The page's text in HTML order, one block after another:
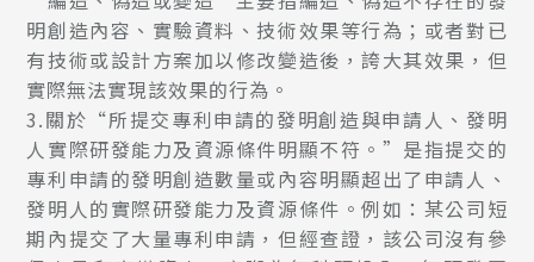
明創造內容、實驗資料、技術效果等行為；或者對已
有技術或設計方案加以修改變造後，誇大其效果，但
實際無法實現該效果的行為。
3.關於“所提交專利申請的發明創造與申請人、發明
人實際研發能力及資源條件明顯不符。”是指提交的
專利申請的發明創造數量或內容明顯超出了申請人、
發明人的實際研發能力及資源條件。例如：某公司短
期內提交了大量專利申請，但經查證，該公司沒有參